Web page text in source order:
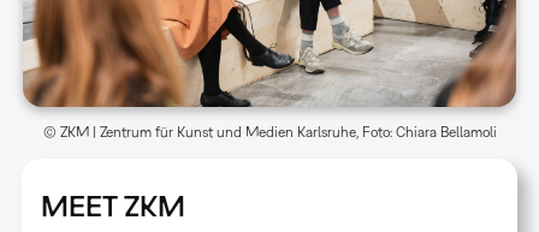
MEET ZKM
© ZKM | Zentrum für Kunst und Medien Karlsruhe, Foto: Chiara Bellamoli